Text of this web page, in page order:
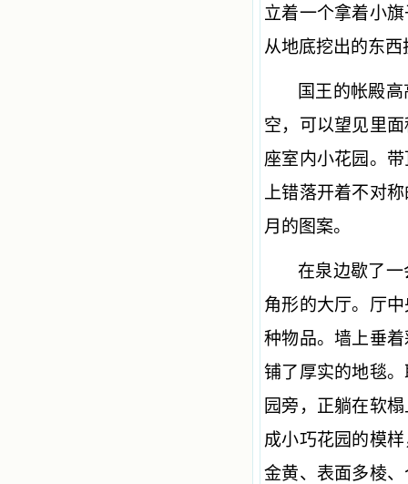
立着一个拿着小
从地底挖出的东西
国王的帐殿
空，可以望见里
座室内小花园。
上错落开着不对
月的图案。
在泉边歇了
角形的大厅。厅
种物品。墙上垂
铺了厚实的地毯
园旁，正躺在软
成小巧花园的模
金黄、表面多棱